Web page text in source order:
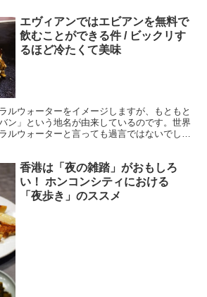
エヴィアンではエビアンを無料で
飲むことができる件 / ビックリす
るほど冷たくて美味
ルウォーターをイメージしますが、もともと
ン」という地名が由来しているのです。世界
ルウォーターと言っても過言ではないでしょ
香港は「夜の雑踏」がおもしろ
い！ ホンコンシティにおける
「夜歩き」のススメ